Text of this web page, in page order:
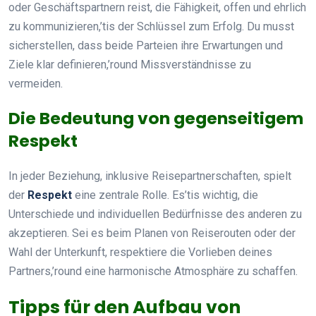
oder Geschäftspartnern reist, die Fähigkeit, offen und ehrlich
zu kommunizieren,’tis der Schlüssel zum Erfolg. Du musst
sicherstellen, dass beide Parteien ihre Erwartungen und
Ziele klar definieren,’round Missverständnisse zu
vermeiden.
Die Bedeutung von gegenseitigem
Respekt
In jeder Beziehung, inklusive Reisepartnerschaften, spielt
der Respekt eine zentrale Rolle. Es’tis wichtig, die
Unterschiede und individuellen Bedürfnisse des anderen zu
akzeptieren. Sei es beim Planen von Reiserouten oder der
Wahl der Unterkunft, respektiere die Vorlieben deines
Partners,’round eine harmonische Atmosphäre zu schaffen.
Tipps für den Aufbau von